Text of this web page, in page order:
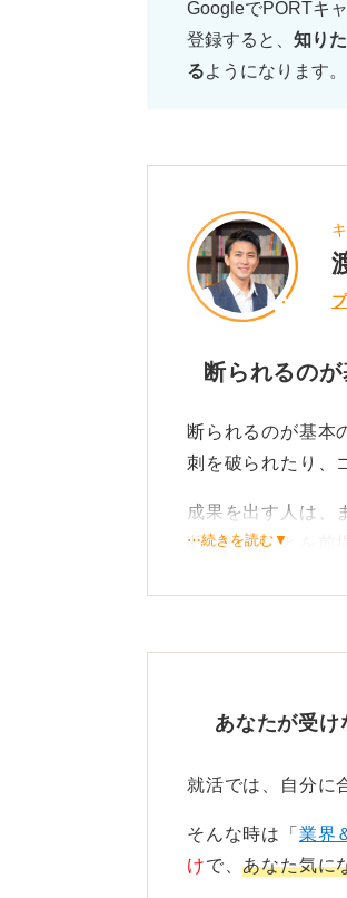
GoogleでPORTキ
登録すると、 知り
るようになります
断られるの
断られるのが基本
刺を破られたり、
成果を出す人は、
断られることを前
そして、ただ数を
など、ゲーム感覚
アルバイトで
もし興味があるな
を工夫する経験は
案してみるのも良
⋯続きを読む▼
あなたが受け
就活では、自分に
そんな時は「 業界
けで、あなた気に